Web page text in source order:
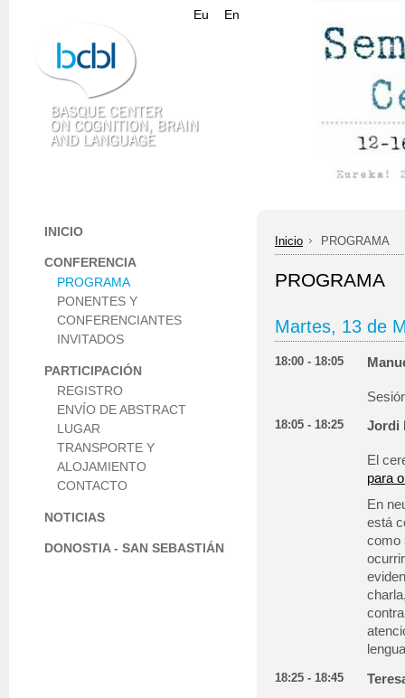
Eu En
Inicio PROGRAMA
PROGRAMA
Martes, 13 de
18:00 - 18:05
18:05 - 18:25 Jordi
El
para
En
está
como
18:25 - 18:45
INICIO
CONFERENCIA
PROGRAMA
PONENTES Y
CONFERENCIANTES
INVITADOS
PARTICIPACIÓN
REGISTRO
ENVÍO DE ABSTRACT
LUGAR
TRANSPORTE Y
ALOJAMIENTO
CONTACTO
NOTICIAS
DONOSTIA - SAN SEBASTIÁN